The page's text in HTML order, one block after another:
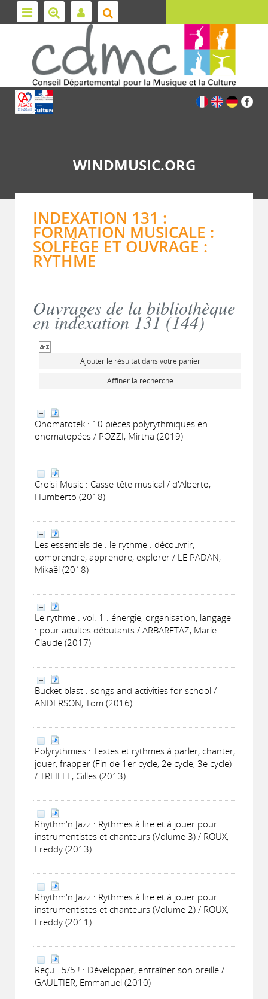
WINDMUSIC.ORG
INDEXATION 131 :
FORMATION MUSICALE :
SOLFÈGE ET OUVRAGE :
RYTHME
Ouvrages de la bibliothèque
en indexation 131 (144)
Ajouter le résultat dans votre panier
Affiner la recherche
Onomatotek : 10 pièces polyrythmiques en
onomatopées / POZZI, Mirtha (2019)
Croisi-Music : Casse-tête musical / d'Alberto,
Humberto (2018)
Les essentiels de : le rythme : découvrir,
comprendre, apprendre, explorer / LE PADAN,
Mikaël (2018)
Le rythme : vol. 1 : énergie, organisation, langage
: pour adultes débutants / ARBARETAZ, Marie-
Claude (2017)
Bucket blast : songs and activities for school /
ANDERSON, Tom (2016)
Polyrythmies : Textes et rythmes à parler, chanter,
jouer, frapper (Fin de 1er cycle, 2e cycle, 3e cycle)
/ TREILLE, Gilles (2013)
Rhythm'n Jazz : Rythmes à lire et à jouer pour
instrumentistes et chanteurs (Volume 3) / ROUX,
Freddy (2013)
Rhythm'n Jazz : Rythmes à lire et à jouer pour
instrumentistes et chanteurs (Volume 2) / ROUX,
Freddy (2011)
Reçu...5/5 ! : Développer, entraîner son oreille /
GAULTIER, Emmanuel (2010)